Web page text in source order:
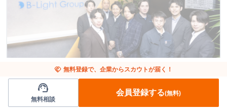
人事/広報
【成長環境でスキルアップ！】人事補助担当 長
handshake 無料登録で、企業からスカウトが届く！
support_agent
無料相談
会員登録する(無料)